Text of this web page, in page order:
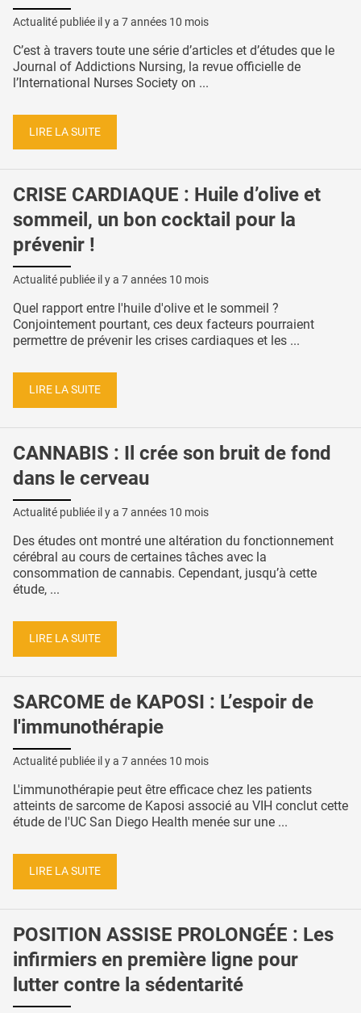
Actualité publiée il y a 7 années 10 mois
C’est à travers toute une série d’articles et d’études que le
Journal of Addictions Nursing, la revue officielle de
l’International Nurses Society on ...
LIRE LA SUITE
CRISE CARDIAQUE : Huile d’olive et
sommeil, un bon cocktail pour la
prévenir !
Actualité publiée il y a 7 années 10 mois
Quel rapport entre l'huile d'olive et le sommeil ?
Conjointement pourtant, ces deux facteurs pourraient
permettre de prévenir les crises cardiaques et les ...
LIRE LA SUITE
CANNABIS : Il crée son bruit de fond
dans le cerveau
Actualité publiée il y a 7 années 10 mois
Des études ont montré une altération du fonctionnement
cérébral au cours de certaines tâches avec la
consommation de cannabis. Cependant, jusqu’à cette
étude, ...
LIRE LA SUITE
SARCOME de KAPOSI : L’espoir de
l'immunothérapie
Actualité publiée il y a 7 années 10 mois
L'immunothérapie peut être efficace chez les patients
atteints de sarcome de Kaposi associé au VIH conclut cette
étude de l'UC San Diego Health menée sur une ...
LIRE LA SUITE
POSITION ASSISE PROLONGÉE : Les
infirmiers en première ligne pour
lutter contre la sédentarité